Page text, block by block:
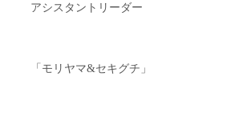
アシスタントリーダー
「モリヤマ&セキグチ」